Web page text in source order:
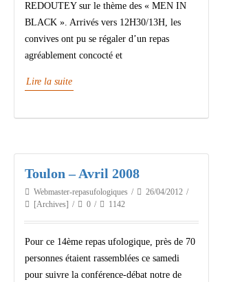
REDOUTEY sur le thème des « MEN IN
BLACK ». Arrivés vers 12H30/13H, les
convives ont pu se régaler d’un repas
agréablement concocté et
Lire la suite
Toulon – Avril 2008
Webmaster-repasufologiques
26/04/2012
[Archives]
0 1142
Pour ce 14ème repas ufologique, près de 70
personnes étaient rassemblées ce samedi
pour suivre la conférence-débat notre de